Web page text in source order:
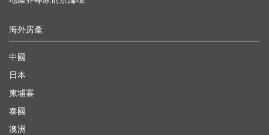
海外房產
中國
日本
柬埔寨
泰國
澳洲